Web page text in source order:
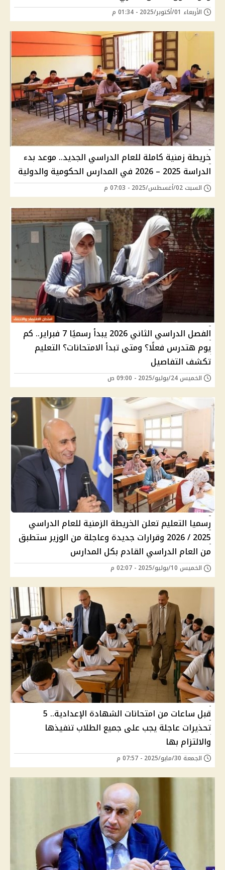
الأربعاء 01/أكتوبر/2025 - 01:34 م
خريطة زمنية كاملة للعام الدراسي الجديد.. موعد بدء
الدراسة 2025 – 2026 في المدارس الحكومية والدولية
السبت 02/أغسطس/2025 - 07:03 م
الفصل الدراسي الثاني 2026 يبدأ رسميًا 7 فبراير.. كم
يوم هتدرس فعلًا؟ ومتى تبدأ الامتحانات؟ التعليم
تكشف التفاصيل
الخميس 24/يوليو/2025 - 09:00 ص
رسميا التعليم تعلن الخريطة الزمنية للعام الدراسي
2025 / 2026 وقرارات جديدة وعاجلة من الوزير ستطبق
من العام الدراسي القادم بكل المدارس
الخميس 10/يوليو/2025 - 02:07 م
قبل ساعات من امتحانات الشهادة الإعدادية.. 5
تحذيرات عاجلة يجب على جميع الطلاب تنفيذها
والالتزام بها
الجمعة 30/مايو/2025 - 07:57 م